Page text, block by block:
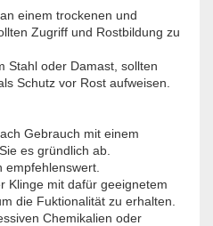
einem trockenen und
Zugriff und Rostbildung zu
Stahl oder Damast, sollten
Schutz vor Rost aufweisen.
Gebrauch mit einem
es gründlich ab.
empfehlenswert.
Klinge mit dafür geeignetem
die Fuktionalität zu erhalten.
Chemikalien oder